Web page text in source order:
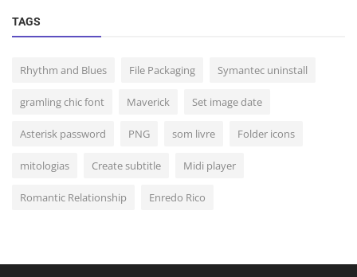
TAGS
Rhythm and Blues File Packaging Symantec uninstall
gramling chic font Maverick Set image date
Asterisk password PNG som livre Folder icons
mitologias Create subtitle Midi player
Romantic Relationship Enredo Rico